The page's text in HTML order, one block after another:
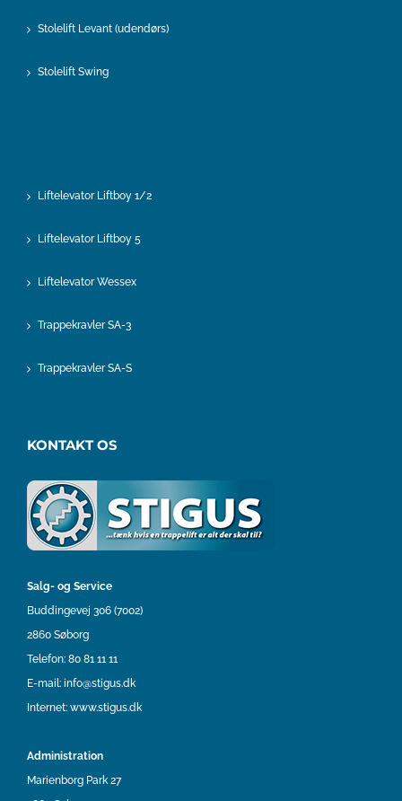
Stolelift Levant (udendørs)
Stolelift Swing
Liftelevator Liftboy 1/2
Liftelevator Liftboy 5
Liftelevator Wessex
Trappekravler SA-3
Trappekravler SA-S
KONTAKT OS
Salg- og Service
Buddingevej 306 (7002)
2860 Søborg
Telefon: 80 81 11 11
E-mail: info@stigus.dk
Internet: www.stigus.dk
Administration
Marienborg Park 27